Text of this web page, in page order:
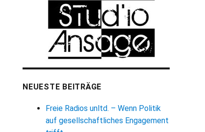
NEUESTE BEITRÄGE
Freie Radios unltd. – Wenn Politik
auf gesellschaftliches Engagement